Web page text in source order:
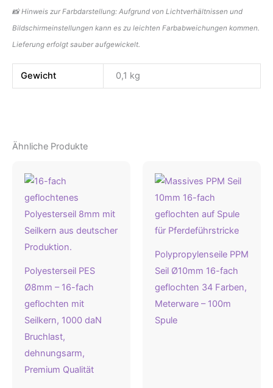
📸 Hinweis zur Farbdarstellung: Aufgrund von Lichtverhältnissen und
Bildschirmeinstellungen kann es zu leichten Farbabweichungen kommen.
Lieferung erfolgt sauber aufgewickelt.
Gewicht 0,1 kg
Ähnliche Produkte
Polyesterseil PES
Ø8mm – 16-fach
geflochten mit
Seilkern, 1000 daN
Bruchlast,
dehnungsarm,
Premium Qualität
Polypropylenseile PPM
Seil Ø10mm 16-fach
geflochten 34 Farben,
Meterware – 100m
Spule